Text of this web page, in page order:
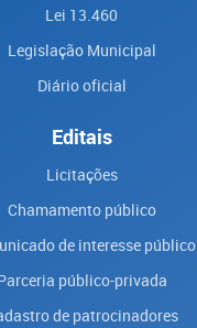
Lei 13.460
Legislação Municipal
Diário oficial
Editais
Licitações
Chamamento público
de interesse público
público-privada
de patrocinadores